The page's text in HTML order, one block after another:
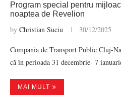
Program special pentru
noaptea de Revelion
by Christian Suciu 30/12/2025
Compania de Transport Public Cluj-
că în perioada 31 decembrie- 7
MAI MULT